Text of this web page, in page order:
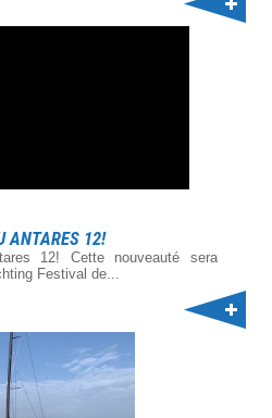
ANTARES 12!
12! Cette nouveauté sera
Festival de...